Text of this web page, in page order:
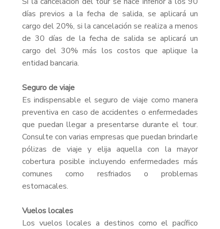
días previos a la fecha de salida, se aplicará un
cargo del 20%, si la cancelación se realiza a menos
de 30 días de la fecha de salida se aplicará un
cargo del 30% más los costos que aplique la
entidad bancaria.
Seguro de viaje
Es indispensable el seguro de viaje como manera
preventiva en caso de accidentes o enfermedades
que puedan llegar a presentarse durante el tour.
Consulte con varias empresas que puedan brindarle
pólizas de viaje y elija aquella con la mayor
cobertura posible incluyendo enfermedades más
comunes como resfriados o problemas
estomacales.
Vuelos locales
Los vuelos locales a destinos como el pacífico